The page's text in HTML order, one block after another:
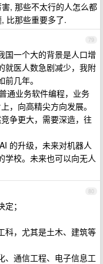
, 那些不太行的人怎么都
比那些重要多了.
79
国一个大的背景是人口增
就医人数急剧减少，我附
几年。
通业务软件编程，业务
，向高精尖方向发展。
争更大，需要深造，往
的升级，未来对机器人
学校。未来也可以向无人
80
；
科，尤其是土木、建筑等
、通信工程、电子信息工